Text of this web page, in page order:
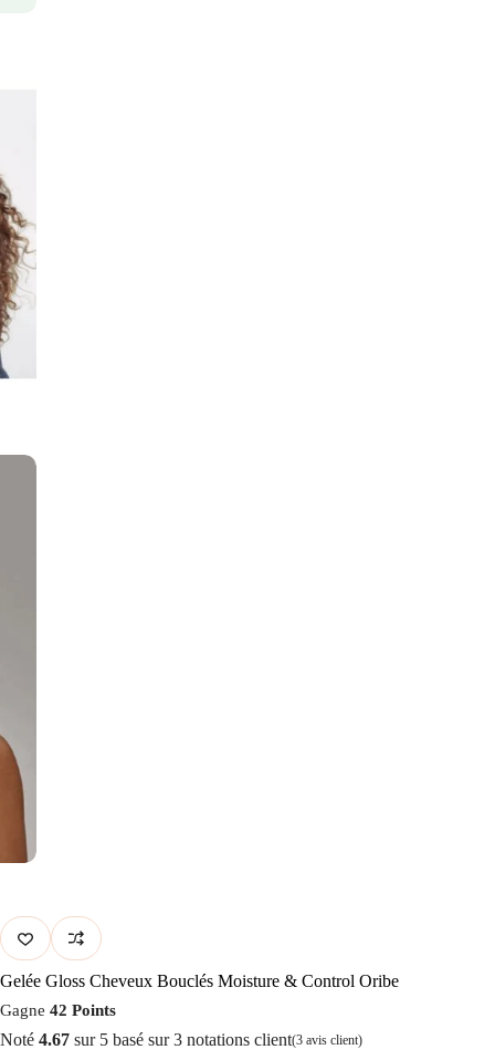
Gelée Gloss Cheveux Bouclés Moisture & Control Oribe
Gagne 42 Points
Noté 4.67 sur 5 basé sur3 notations client(3 avis client)